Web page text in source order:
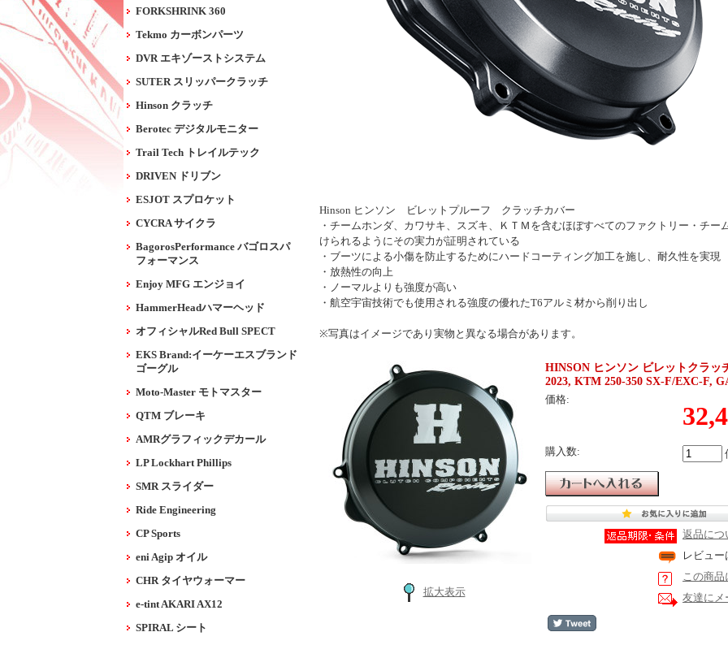
FORKSHRINK 360
Tekmo カーボンパーツ
DVR エキゾーストシステム
SUTER スリッパークラッチ
Hinson クラッチ
Berotec デジタルモニター
Trail Tech トレイルテック
DRIVEN ドリブン
ESJOT スプロケット
CYCRA サイクラ
BagorosPerformance バゴロスパ
フォーマンス
Enjoy MFG エンジョイ
HammerHeadハマーヘッド
オフィシャルRed Bull SPECT
EKS Brand:イーケーエスブランド
ゴーグル
Moto-Master モトマスター
QTM ブレーキ
AMRグラフィックデカール
LP Lockhart Phillips
SMR スライダー
Ride Engineering
CP Sports
eni Agip オイル
CHR タイヤウォーマー
e-tint AKARI AX12
SPIRAL シート
Hinson ヒンソン ビレットプルーフ クラッチカバー
・チームホンダ、カワサキ、スズキ、ＫＴＭを含むほぼすべてのファクトリー・チ
けられるようにその実力が証明されている
・ブーツによる小傷を防止するためにハードコーティング加工を施し、耐久性を実現
・放熱性の向上
・ノーマルよりも強度が高い
・航空宇宙技術でも使用される強度の優れたT6アルミ材から削り出し
※写真はイメージであり実物と異なる場合があります。
拡大表示
HINSON ヒンソン ビレットクラッ
2023, KTM 250-350 SX-F/EXC-F,
価格:
購入数:
返品につ
レビュー
この商品
友達にメ